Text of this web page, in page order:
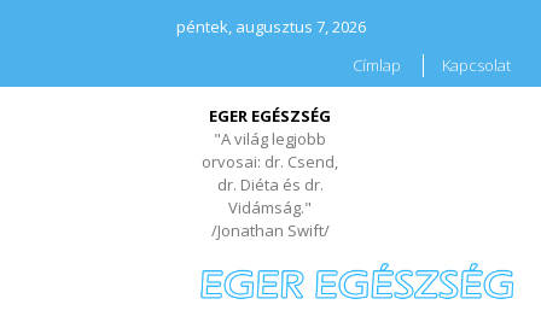
péntek, augusztus 7, 2026
Címlap
Kapcsolat
EGER EGÉSZSÉG
"A világ legjobb
orvosai: dr. Csend,
dr. Diéta és dr.
Vidámság."
/Jonathan Swift/